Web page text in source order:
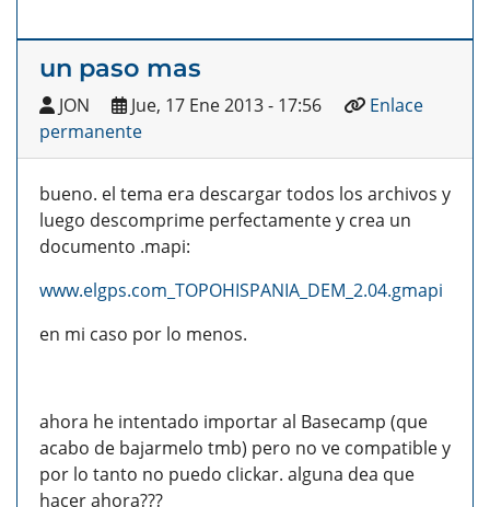
un paso mas
JON Jue, 17 Ene 2013 - 17:56
Enlace
permanente
bueno. el tema era descargar todos los archivos y
luego descomprime perfectamente y crea un
documento .mapi:
www.elgps.com_TOPOHISPANIA_DEM_2.04.gmapi
en mi caso por lo menos.
ahora he intentado importar al Basecamp (que
acabo de bajarmelo tmb) pero no ve compatible y
por lo tanto no puedo clickar. alguna dea que
hacer ahora???